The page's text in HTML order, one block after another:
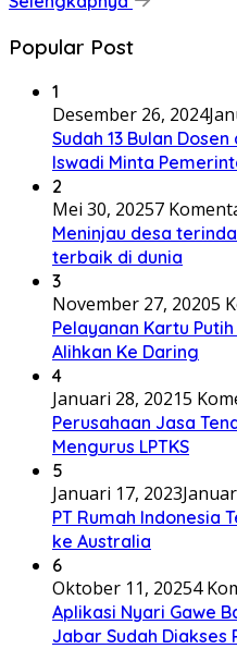
Popular Post
1
Desember 26, 2024
Sudah 13 Bulan
Iswadi Minta
2
Mei 30, 20257
Meninjau desa
terbaik di dunia
3
November 27, 20205
Pelayanan Kartu
Alihkan Ke Daring
4
Januari 28, 20215
Perusahaan Jasa
Mengurus LPTKS
5
Januari 17, 2023
PT Rumah Indonesia
ke Australia
6
Oktober 11, 20254
Aplikasi Nyari Gawe
Jabar Sudah Diakses